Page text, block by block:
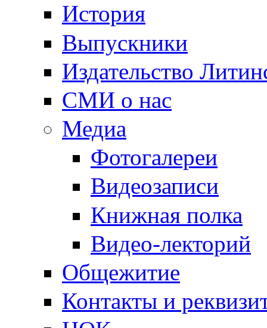
История
Выпускники
Издательство
СМИ о нас
Медиа
Фотогалереи
Видеозаписи
Книжная полка
Видео-лекторий
Общежитие
Контакты и